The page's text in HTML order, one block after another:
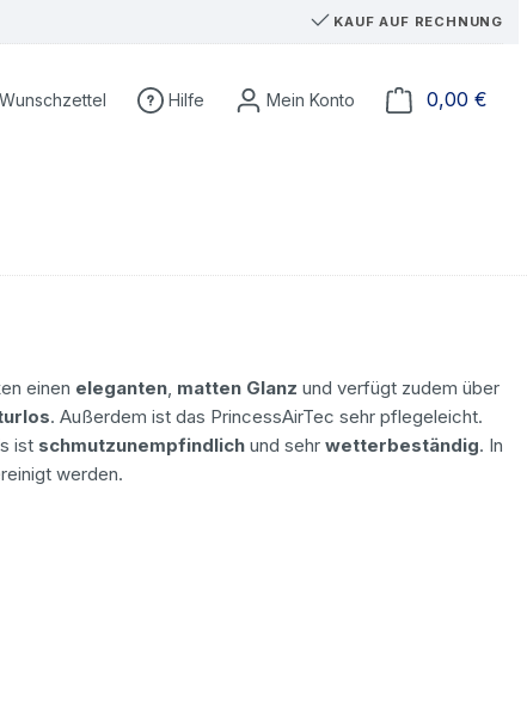
KAUF AUF RECHNUNG
Du hast 0 Produkte auf dem Merkzettel
Wunschzettel Hilfe 0,00 €
einen eleganten matten Glanz und verfügt zudem über
. Außerdem ist das PrincessAirTec sehr pflegeleicht.
ist schmutzunempfindlich und sehr wetterbeständig. In
werden.